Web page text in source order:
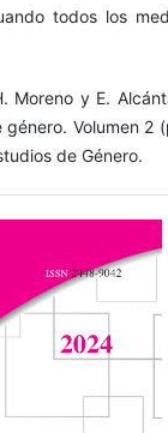
todos los
Moreno y E.
Volumen 2
de Género.